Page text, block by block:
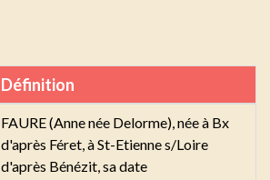
Définition
FAURE (Anne née Delorme), née à Bx
d'après Féret, à St-Etienne s/Loire
d'après Bénézit, sa date